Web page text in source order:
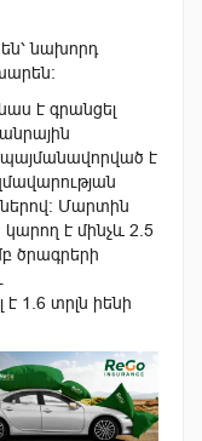
նախորդ
է գրանցել
պայմանավորված է
Մարտին
է մինչև 2.5
ծրագրերի
1.6 տրլն իենի